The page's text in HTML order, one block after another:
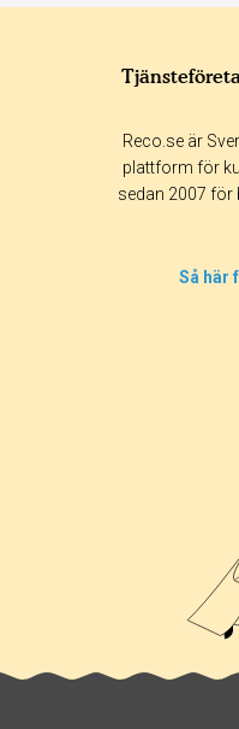
Reco.se är
plattform för
sedan 2007 för
Så här